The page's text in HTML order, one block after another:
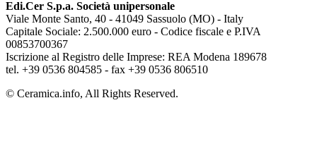
Edi.Cer S.p.a. Società unipersonale
Viale Monte Santo, 40 - 41049 Sassuolo (MO) - Italy
Capitale Sociale: 2.500.000 euro - Codice fiscale e P.IVA
00853700367
Iscrizione al Registro delle Imprese: REA Modena 189678
tel. +39 0536 804585 - fax +39 0536 806510
© Ceramica.info, All Rights Reserved.